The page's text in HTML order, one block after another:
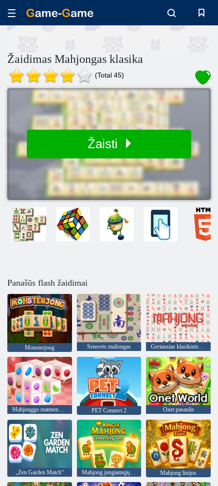
Žaidimas Mahjongas klasika
(Total 45)
Žaisti
Panašūs flash žaidimai
Monsterjong Senovės mažongas Geriausias klasikinis Mahjongas
Mahjonggo matmenys saldainiai PET Connect 2 Onet pasaulis
„Zen Garden Match“ Mahjong jungiamųjų plytelių karalius Mahjong linijos